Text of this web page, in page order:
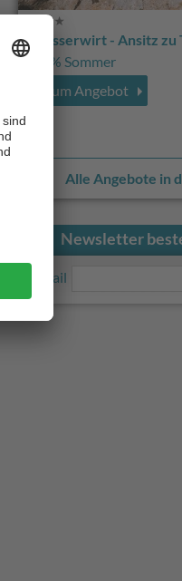
Strasserwirt - Ansitz zu
100% Sommer
zum Angebot
Alle Angebote in
Newsletter
E-Mail